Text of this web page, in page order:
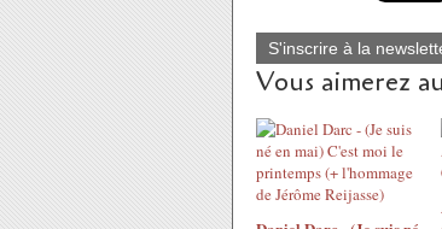
S'inscrire à la
Vous aimerez